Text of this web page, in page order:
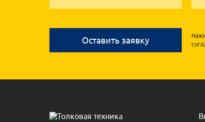
Оставить заявку